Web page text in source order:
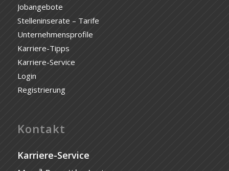
Jobangebote
Stelleninserate – Tarife
Unternehmensprofile
Karriere-Tipps
Karriere-Service
Login
Registrierung
Kontakt
Karriere-Service